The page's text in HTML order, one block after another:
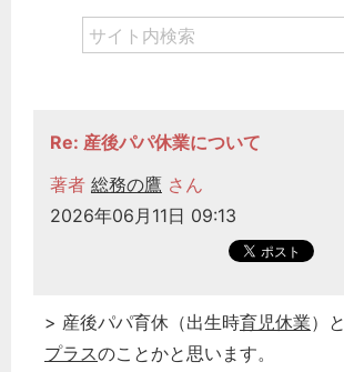
Re: 産後パパ休業について
著者 総務の鷹 さん
2026年06月11日 09:13
> 産後パパ育休（出生時育児休業）と
プラスのことかと思います。